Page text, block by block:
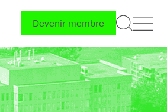
Devenir membre